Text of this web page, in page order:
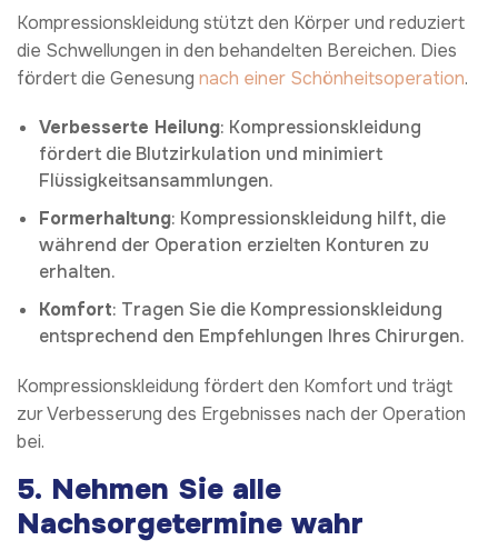
Kompressionskleidung stützt den Körper und reduziert
die Schwellungen in den behandelten Bereichen. Dies
fördert die Genesung nach einer Schönheitsoperation.
Verbesserte Heilung: Kompressionskleidung
fördert die Blutzirkulation und minimiert
Flüssigkeitsansammlungen.
Formerhaltung: Kompressionskleidung hilft, die
während der Operation erzielten Konturen zu
erhalten.
Komfort: Tragen Sie die Kompressionskleidung
entsprechend den Empfehlungen Ihres Chirurgen.
Kompressionskleidung fördert den Komfort und trägt
zur Verbesserung des Ergebnisses nach der Operation
bei.
5. Nehmen Sie alle
Nachsorgetermine wahr